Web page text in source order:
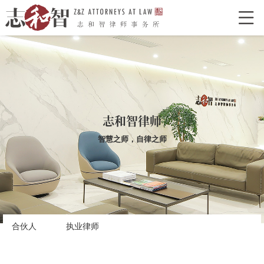

网站首页
走进志和智
律所荣誉 特色型服务 合作单位
志和智律师
合伙人 执业律师
经典案例
新闻资讯
律所党建
志和智律师
智慧之师，自律之师
合伙人 执业律师